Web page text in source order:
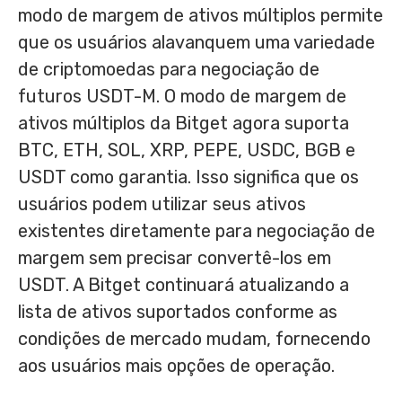
modo de margem de ativos múltiplos permite
que os usuários alavanquem uma variedade
de criptomoedas para negociação de
futuros USDT-M. O modo de margem de
ativos múltiplos da Bitget agora suporta
BTC, ETH, SOL, XRP, PEPE, USDC, BGB e
USDT como garantia. Isso significa que os
usuários podem utilizar seus ativos
existentes diretamente para negociação de
margem sem precisar convertê-los em
USDT. A Bitget continuará atualizando a
lista de ativos suportados conforme as
condições de mercado mudam, fornecendo
aos usuários mais opções de operação.